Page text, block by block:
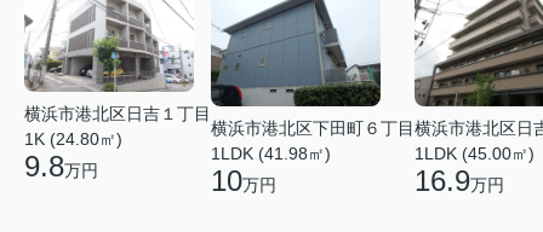
横浜市港北区日吉１丁目
1K (24.80㎡)
9.8万円
横浜市港北区下田町６丁目
1LDK (41.98㎡)
10万円
横浜市港北区日
1LDK (45.00㎡)
16.9万円